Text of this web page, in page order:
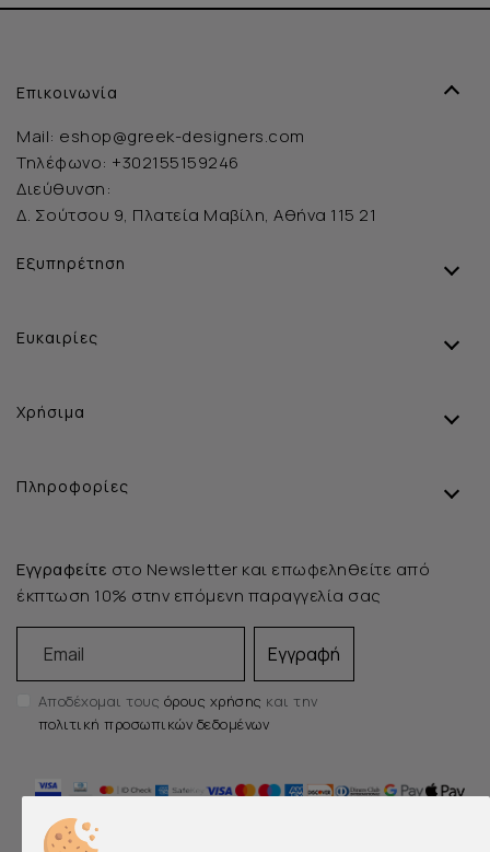
Επικοινωνία
Mail: eshop@greek-designers.com
Τηλέφωνο: +302155159246
Διεύθυνση:
Δ. Σούτσου 9, Πλατεία Μαβίλη, Αθήνα 115 21
Εξυπηρέτηση
Ευκαιρίες
Χρήσιμα
Πληροφορίες
Εγγραφείτε στο Newsletter και επωφεληθείτε από
έκπτωση 10% στην επόμενη παραγγελία σας
Εγγραφή
Αποδέχομαι τους όρους χρήσης και την
πολιτική προσωπικών δεδομένων